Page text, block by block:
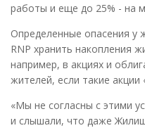
работы и еще до 25% - на
Определенные опасения у
RNP хранить накопления
например, в акциях и
жителей, если такие акции
«Мы не согласны с этими
и слышали, что даже